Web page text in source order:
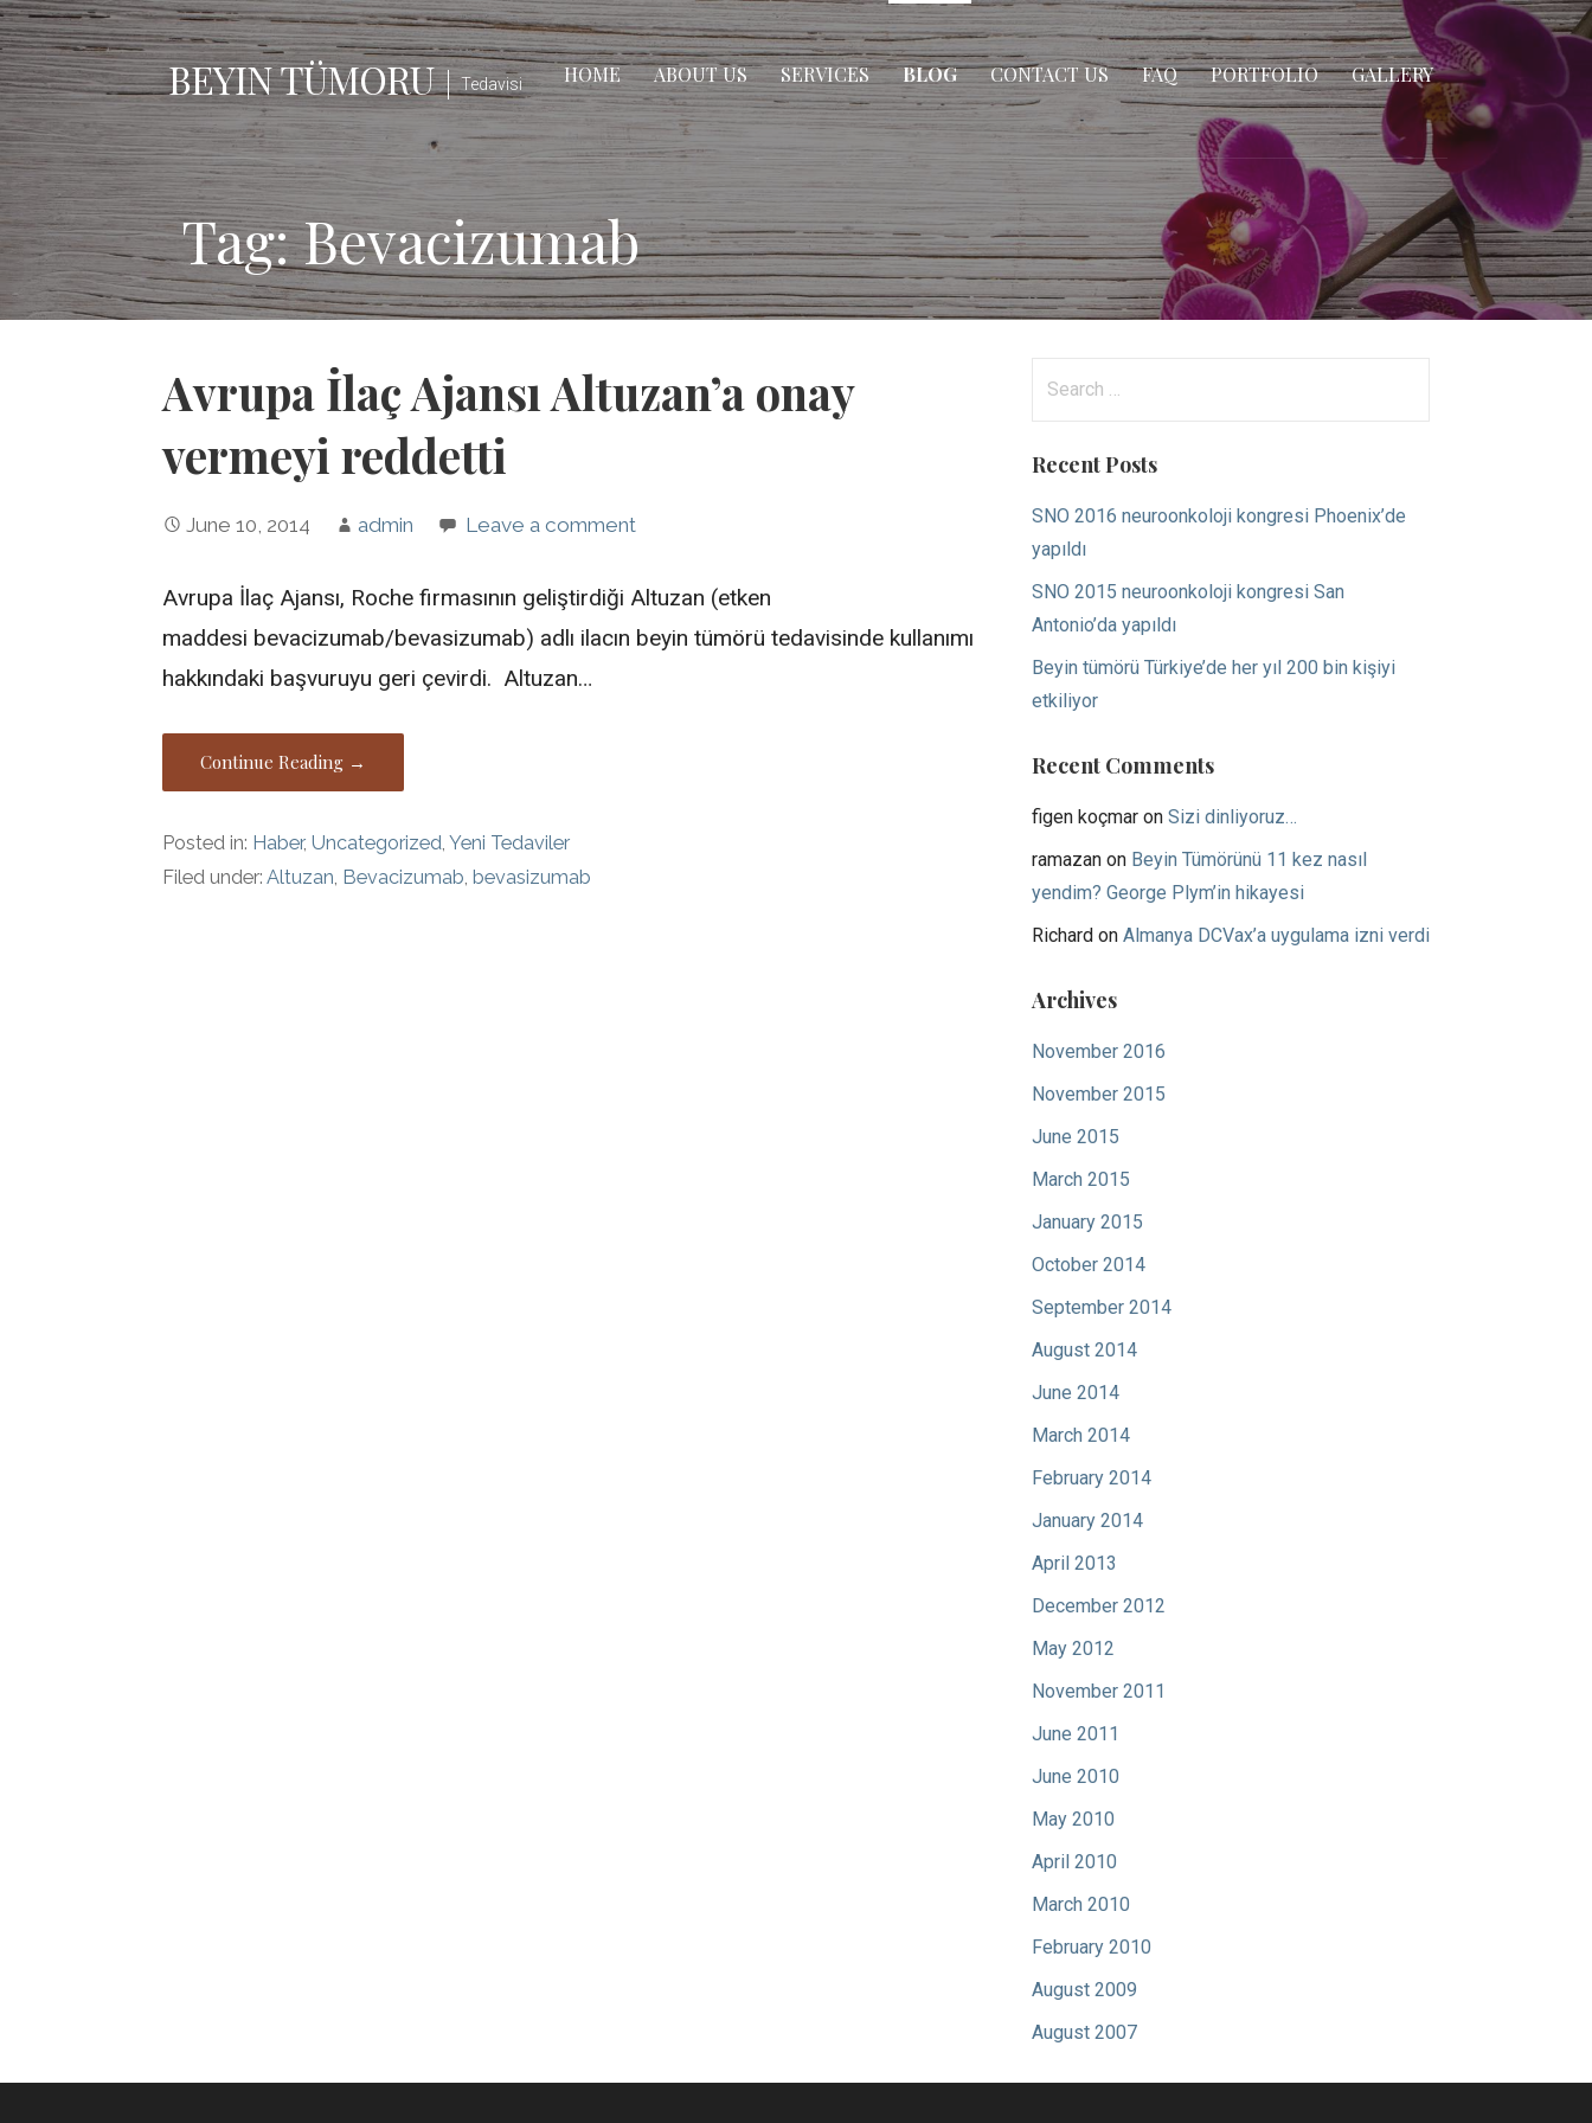
Skip
to
content
BEYIN TÜMORU Tedavisi HOME ABOUT US SERVICES BLOG CONTACT US FAQ PORTFOLIO GALLERY
Tag: Bevacizumab
Avrupa İlaç Ajansı Altuzan’a onay
vermeyi reddetti
June 10, 2014 admin Leave a comment
Avrupa İlaç Ajansı, Roche firmasının geliştirdiği Altuzan (etken
maddesi bevacizumab/bevasizumab) adlı ilacın beyin tümörü tedavisinde kullanımı
hakkındaki başvuruyu geri çevirdi. Altuzan…
Continue Reading →
Posted in: Haber,Uncategorized ,Yeni Tedaviler
Filed under:Altuzan Bevacizumab ,bevasizumab
Recent Posts
SNO 2016 neuroonkoloji kongresi Phoenix’de
yapıldı
SNO 2015 neuroonkoloji kongresi San
Antonio’da yapıldı
Beyin tümörü Türkiye’de her yıl 200 bin kişiyi
etkiliyor
Recent Comments
figen koçmaron Sizi dinliyoruz…
ramazanon Beyin Tümörünü 11 kez nasıl
yendim? George Plym’in hikayesi
Richardon Almanya DCVax’a uygulama izni verdi
Archives
November 2016
November 2015
June 2015
March 2015
January 2015
October 2014
September 2014
August 2014
June 2014
March 2014
February 2014
January 2014
April 2013
December 2012
May 2012
November 2011
June 2011
June 2010
May 2010
April 2010
March 2010
February 2010
August 2009
August 2007